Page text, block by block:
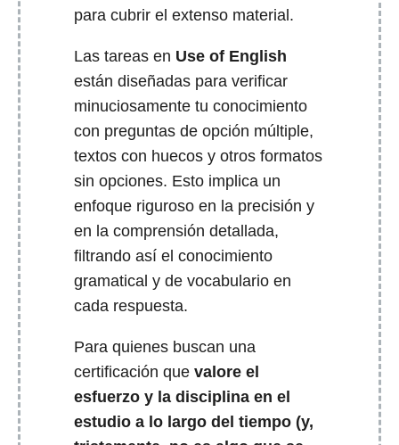
para cubrir el extenso material.
Las tareas en Use of English
están diseñadas para verificar
minuciosamente tu conocimiento
con preguntas de opción múltiple,
textos con huecos y otros formatos
sin opciones. Esto implica un
enfoque riguroso en la precisión y
en la comprensión detallada,
filtrando así el conocimiento
gramatical y de vocabulario en
cada respuesta.
Para quienes buscan una
certificación que valore el
esfuerzo y la disciplina en el
estudio a lo largo del tiempo (y,